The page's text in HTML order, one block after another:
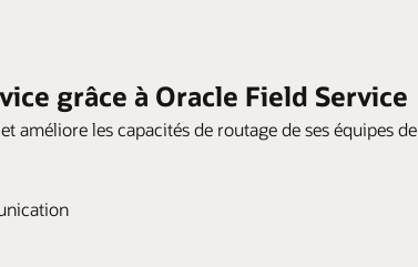
grâce à Oracle Field Service
les capacités de routage de ses équipes de